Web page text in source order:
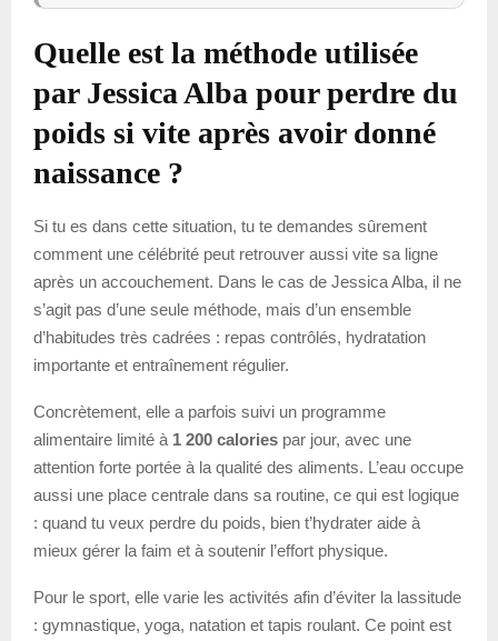
Quelle est la méthode utilisée
par Jessica Alba pour perdre du
poids si vite après avoir donné
naissance ?
Si tu es dans cette situation, tu te demandes sûrement
comment une célébrité peut retrouver aussi vite sa ligne
après un accouchement. Dans le cas de Jessica Alba, il ne
s’agit pas d’une seule méthode, mais d’un ensemble
d’habitudes très cadrées : repas contrôlés, hydratation
importante et entraînement régulier.
Concrètement, elle a parfois suivi un programme
alimentaire limité à 1 200 calories par jour, avec une
attention forte portée à la qualité des aliments. L’eau occupe
aussi une place centrale dans sa routine, ce qui est logique
: quand tu veux perdre du poids, bien t’hydrater aide à
mieux gérer la faim et à soutenir l’effort physique.
Pour le sport, elle varie les activités afin d’éviter la lassitude
: gymnastique, yoga, natation et tapis roulant. Ce point est